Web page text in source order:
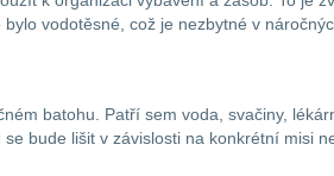
vodotěsné, což je nezbytné v
batohu. Patří sem voda, svačiny,
bude lišit v závislosti na konkrétní misi